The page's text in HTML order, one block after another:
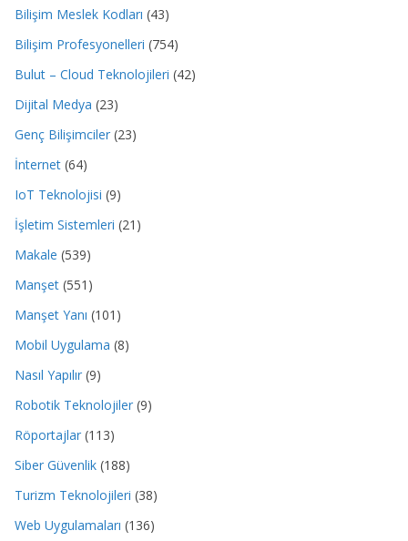
Bilişim Meslek Kodları (43)
Bilişim Profesyonelleri (754)
Bulut – Cloud Teknolojileri (42)
Dijital Medya (23)
Genç Bilişimciler (23)
İnternet (64)
IoT Teknolojisi (9)
İşletim Sistemleri (21)
Makale (539)
Manşet (551)
Manşet Yanı (101)
Mobil Uygulama (8)
Nasıl Yapılır (9)
Robotik Teknolojiler (9)
Röportajlar (113)
Siber Güvenlik (188)
Turizm Teknolojileri (38)
Web Uygulamaları (136)